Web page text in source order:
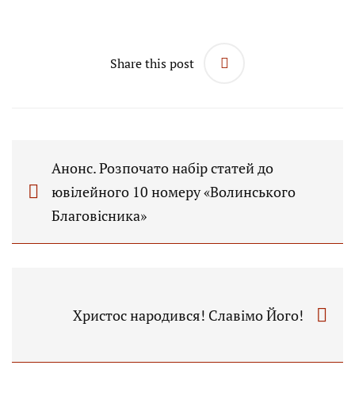
Share this post
Анонс. Розпочато набір статей до
ювілейного 10 номеру «Волинського
Благовісника»
Христос народився! Славімо Його!